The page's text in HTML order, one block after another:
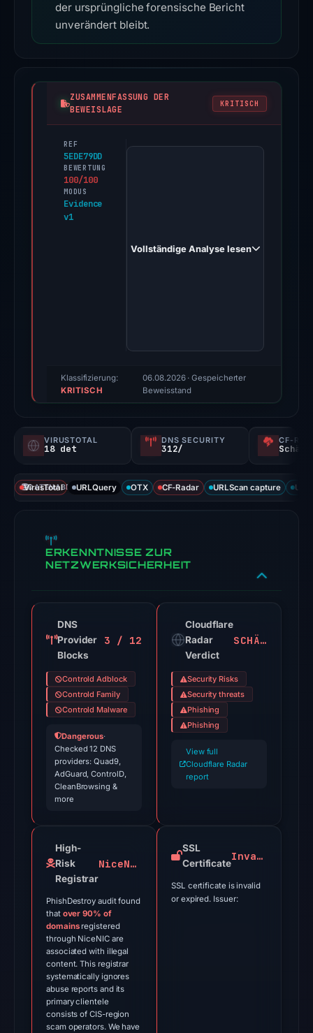
der ursprüngliche forensische Bericht
unverändert bleibt.
ZUSAMMENFASSUNG DER
BEWEISLAGE
KRITISCH
REF
5EDE79DD
BEWERTUNG
100/100
MODUS
Evidence
v1
PhishDestroy
29,
score,
probability).
Threat
signals:
18
engines
the
domain
Jun
2026
at
04:40
domain
malicious;
recorded.
The
returned
Vollständige Analyse lesen
Klassifizierung:
KRITISCH
06.08.2026· Gespeicherter
Beweisstand
VIRUSTOTAL
18 det
DNS SECURITY
312/
CF-
DATENABDECKUNG
VirusTotal URLQuery OTX CF-Radar URLScan capture
ERKENNTNISSE ZUR
NETZWERKSICHERHEIT
DNS
Provider
Blocks
3 / 12
Controld Adblock
Controld Family
Controld Malware
Dangerous·
Checked 12 DNS
providers: Quad9,
AdGuard, ControlD,
CleanBrowsing &
more
Cloudflare
Radar
Verdict
SCHÄDLICH
Security Risks
Security threats
Phishing
Phishing
View full
Cloudflare Radar
report
High-
Risk
Registrar
NiceNIC
PhishDestroy audit found
that over 90% of
domainsregistered
through NiceNIC are
associated with illegal
content. This registrar
systematically ignores
abuse reports and its
primary clientele
consists of CIS-region
scam operators. We have
SSL
Certificate
Invalid
SSL certificate is invalid
or expired. Issuer: